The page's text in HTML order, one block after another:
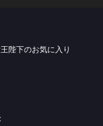
陛下のお気に入り